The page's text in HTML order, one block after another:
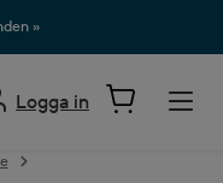
»
Logga in